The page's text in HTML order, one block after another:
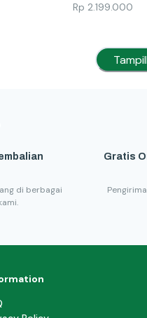
Rp 2.199.000
di berbagai
Gratis